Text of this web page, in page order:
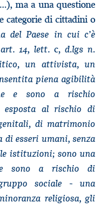
), ma a una questione
categorie di cittadini o
del Paese in cui c’è
art. 14, lett. c, d.lgs n.
un attivista, un
piena agibilità
e sono a rischio
esposta al rischio di
di matrimonio
di esseri umani, senza
istituzioni; sono una
sono a rischio di
sociale - una
religiosa, gli